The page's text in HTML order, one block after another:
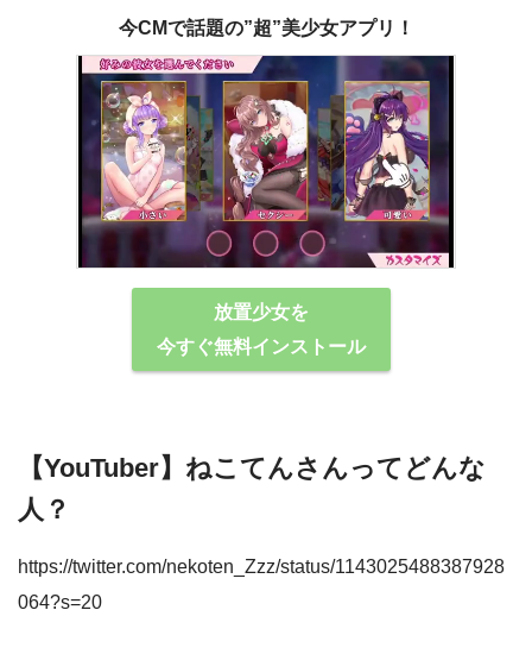
今CMで話題の”超”美少女アプリ！
放置少女を
今すぐ無料インストール
【YouTuber】ねこてんさんってどんな
⼈？
https://twitter.com/nekoten_Zzz/status/1143025488387928
064?s=20